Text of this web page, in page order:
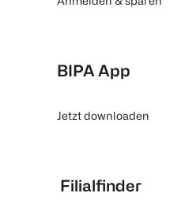
BIPA App
Jetzt downloaden
Filialfinder